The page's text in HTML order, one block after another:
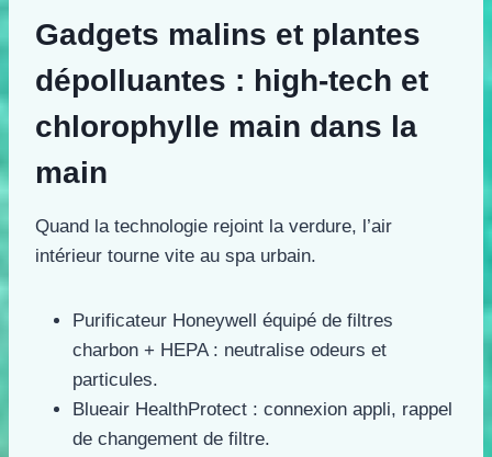
Gadgets malins et plantes
dépolluantes : high-tech et
chlorophylle main dans la
main
Quand la technologie rejoint la verdure, l’air
intérieur tourne vite au spa urbain.
Purificateur Honeywell équipé de filtres
charbon + HEPA : neutralise odeurs et
particules.
Blueair HealthProtect : connexion appli, rappel
de changement de filtre.